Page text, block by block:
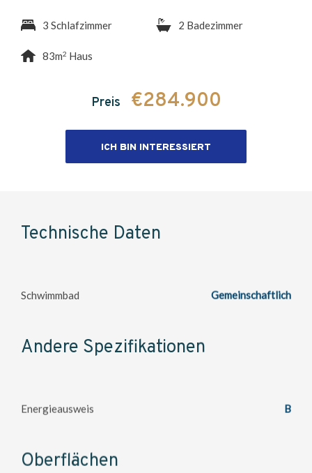
3 Schlafzimmer 2 Badezimmer
83m2 Haus
Preis €284.900
ICH BIN INTERESSIERT
Technische Daten
Schwimmbad Gemeinschaftlich
Andere Spezifikationen
Energieausweis B
Oberflächen